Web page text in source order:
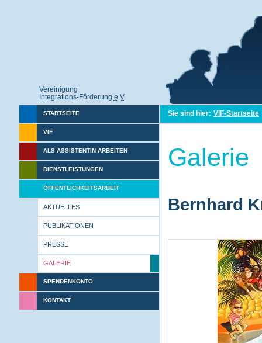
Vereinigung
Integrations-Förderung e.V.
STARTSEITE
VIF
ALS ASSISTENTIN ARBEITEN
DIENSTLEISTUNGEN
ÖFFENTLICHKEITSARBEIT
AKTUELLES
PUBLIKATIONEN
PRESSE
GALERIE
SPENDENKONTO
KONTAKT
Sie sind hier: VIF-Startseite
Galerie
Bernhard